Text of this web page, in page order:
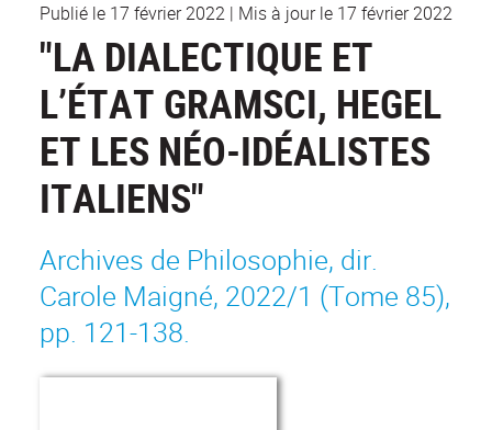
Publié le 17 février 2022 | Mis à jour le 17 février 2022
"LA DIALECTIQUE ET
L’ÉTAT GRAMSCI, HEGEL
ET LES NÉO-IDÉALISTES
ITALIENS"
Archives de Philosophie, dir.
Carole Maigné, 2022/1 (Tome 85),
pp. 121-138.